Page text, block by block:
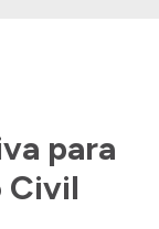
para
Civil